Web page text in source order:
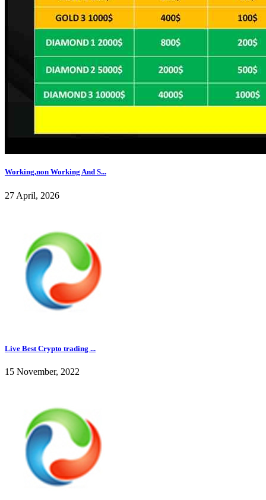
Working,non Working And S...
27 April, 2026
Live Best Crypto trading ...
15 November, 2022